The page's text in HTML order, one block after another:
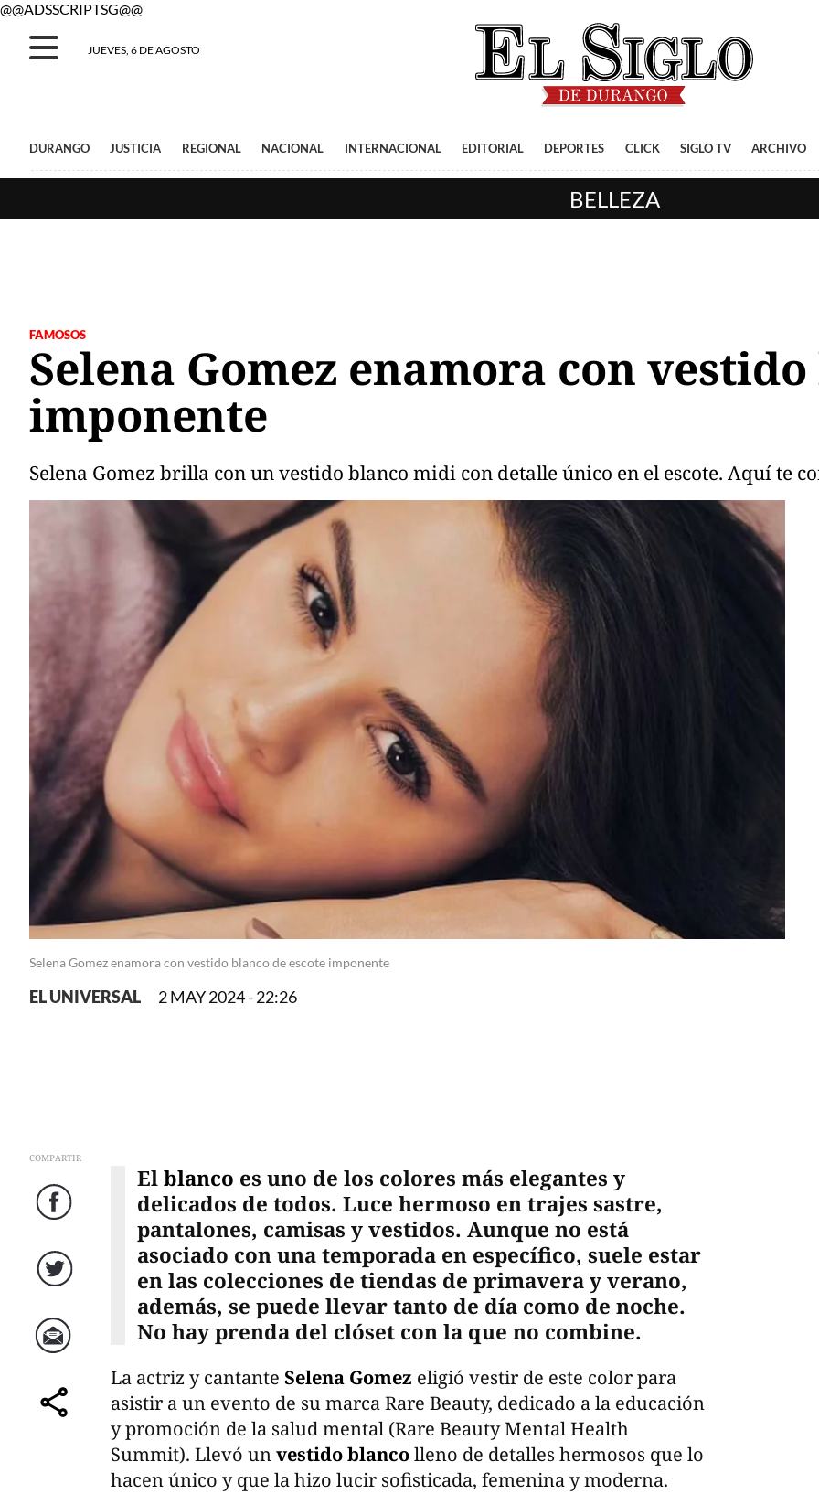
@@ADSSCRIPTSG@@
JUEVES, 6 DE AGOSTO
DURANGO JUSTICIA REGIONAL NACIONAL INTERNACIONAL EDITORIAL DEPORTES CLICK SIGLO TV ARCHIVO
BELLEZA
FAMOSOS
Selena Gomez enamora con
imponente
Selena Gomez brilla con un vestido blanco midi con detalle único en el escote. Aquí te
Selena Gomez enamora con vestido blanco de escote imponente
EL UNIVERSAL 2 MAY 2024 - 22:26
COMPARTIR
Facebook
Twitter
Correo
comparte
Elblanco es uno de los colores más elegantes y
delicados de todos. Luce hermoso en trajes sastre,
pantalones, camisas y vestidos. Aunque no está
asociado con una temporada en específico, suele estar
en las colecciones de tiendas de primavera y verano,
además, se puede llevar tanto de día como de noche.
No hay prenda del clóset con la que no combine.
La actriz y cantante Selena Gomez eligió vestir de este color para
asistir a un evento de su marca Rare Beauty, dedicado a la educación
y promoción de la salud mental (Rare Beauty Mental Health
Summit). Llevó unvestido blancolleno de detalles hermosos que lo
hacen único y que la hizo lucir sofisticada, femenina y moderna.